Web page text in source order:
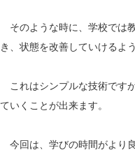
そのような時に、学校では
き、状態を改善していけるよ
これはシンプルな技術です
ていくことが出来ます。
今回は、学びの時間がより